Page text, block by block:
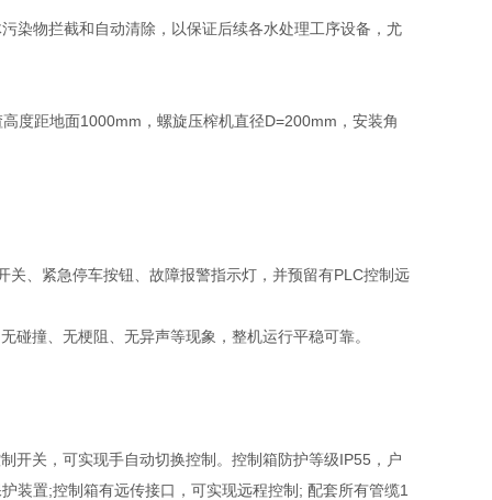
染物拦截和自动清除，以保证后续各水处理工序设备，尤
度距地面1000mm，螺旋压榨机直径D=200mm，安装角
、紧急停车按钮、故障报警指示灯，并预留有PLC控制远
碰撞、无梗阻、无异声等现象，整机运行平稳可靠。
开关，可实现手自动切换控制。控制箱防护等级IP55，户
装置;控制箱有远传接口，可实现远程控制; 配套所有管缆1